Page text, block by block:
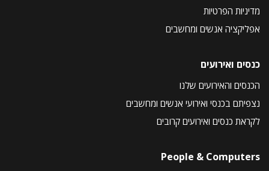
מדיניות הפרטיות
אפליקציה אנשים ומחשבים
כנסים ואירועים
הכנסים והאירועים שלנו
נצפיתם בכנסי ואירועי אנשים ומחשבים
לקראת כנסים ואירועים קרובים
People & Computers